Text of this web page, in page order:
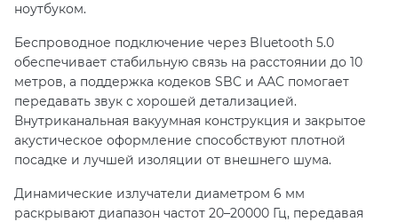
ноутбуком.
Беспроводное подключение через Bluetooth 5.0
обеспечивает стабильную связь на расстоянии до 10
метров, а поддержка кодеков SBC и AAC помогает
передавать звук с хорошей детализацией.
Внутриканальная вакуумная конструкция и закрытое
акустическое оформление способствуют плотной
посадке и лучшей изоляции от внешнего шума.
Динамические излучатели диаметром 6 мм
раскрывают диапазон частот 20–20000 Гц, передавая